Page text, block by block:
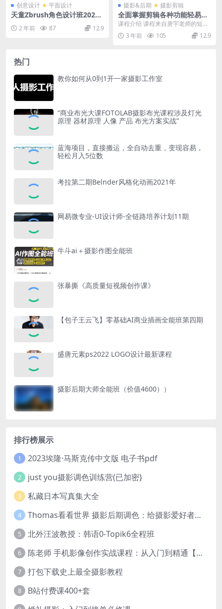
创意设计 平面设计
天童Zbrush角色设计班2021
2 年前 87 12.9
摄影&后期 摄影剪辑
全面掌握剪辑各种功能轻易出
大片
课程介绍 课程来自唐宇老师的短视
频剪辑（从入门到精通），价值19
99元。来自一线...
3 年前 105 12.9
热门
教你如何从0到1开一家摄影工作室
“商业布光大课FOTOLAB摄影布光课程涉及灯光
原理 器材原理 人像 产品 布光方案实战”
蓝海项目，直接搬运，全自动去重，变现容易，
轻松月入5位数
考拉第二期Belnder风格化动画2021年
网易微专业-UI设计师-全链路培养计划11期
牛斗ai＋摄影作图全能班
张暴撕《高质量短视频创作课》
【包子王云飞】零基础AI商业插画全能班第四期
盛唐元素ps2022 LOGO设计最新课程
摄影后期大师全能班（价值4600））
排行榜展示
1 2023埃隆·马斯克传中文版 电子书pdf
2 just you摄影调色训练营(已加密}
3 私藏日本写真集大全
4 Thomas看看世界 摄影后期调色：给摄影爱好者的色彩课 网盘下载
5 北外汪波教授：韩语0-Topik6全程班
6 陈老师 手机影像创作实战课程：从入门到精通【完结】
7 打包下载史上最全摄影教程
8 B站付费课400+套